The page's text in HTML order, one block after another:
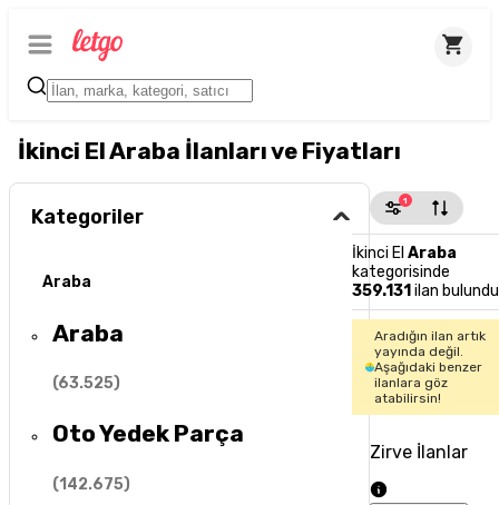
İkinci El Araba İlanları ve Fiyatları
Kategoriler
Araba
Araba
(63.525)
Oto Yedek Parça
(142.675)
1
İkinci El Araba
kategorisinde
359.131 ilan bulundu
Aradığın ilan artık
yayında değil.
Aşağıdaki benzer
ilanlara göz
atabilirsin!
Zirve İlanlar